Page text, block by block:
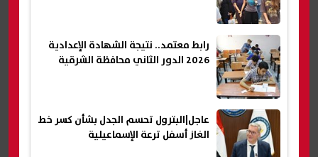
رابط معتمد.. نتيجة الشهادة الإعدادية
2026 الدور الثاني محافظة الشرقية
عاجل|البترول تحسم الجدل بشأن كسر خط
الغاز أسفل ترعة الإسماعيلية